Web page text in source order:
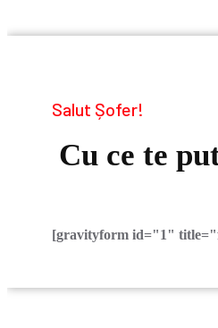
Salut Șofer!
Cu ce te
[gravityform id="1"